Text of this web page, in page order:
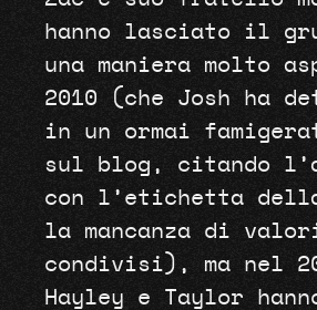
hanno lasciato il
una maniera molto
2010 (che Josh ha
in un ormai
sul blog, citando
con l’etichetta
la mancanza di
condivisi), ma nel
Hayley e Taylor